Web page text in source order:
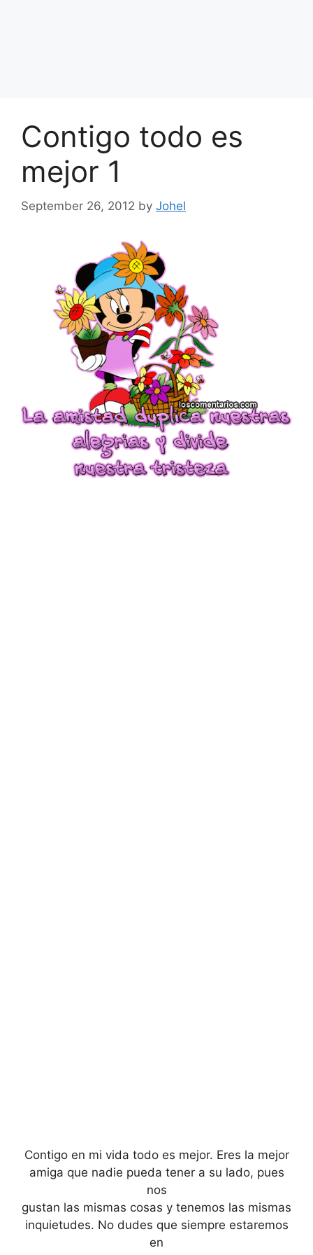
Contigo todo es
mejor 1
September 26, 2012 by Johel
Contigo en mi vida todo es mejor. Eres la mejor
amiga que nadie pueda tener a su lado, pues
nos
gustan las mismas cosas y tenemos las mismas
inquietudes. No dudes que siempre estaremos
en